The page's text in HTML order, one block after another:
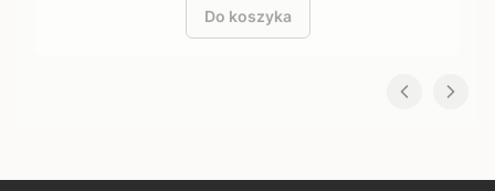
Do koszyka